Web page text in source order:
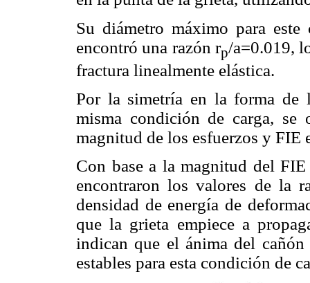
Su diámetro máximo para
encontró una razón rp/a=0.019,
fractura linealmente elástica.
Por la simetría en la forma
misma condición de carga, se
magnitud de los esfuerzos y FIE
Con base a la magnitud del
encontraron los valores de la
densidad de energía de
que la grieta empiece a
indican que el ánima del
estables para esta condición de